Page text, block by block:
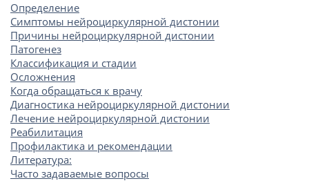
Определение
Симптомы нейроциркулярной дистонии
Причины нейроциркулярной дистонии
Патогенез
Классификация и стадии
Осложнения
Когда обращаться к врачу
Диагностика нейроциркулярной дистонии
Лечение нейроциркулярной дистонии
Реабилитация
Профилактика и рекомендации
Литература:
Часто задаваемые вопросы